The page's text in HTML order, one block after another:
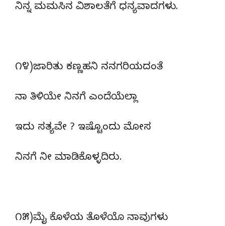
ನಿನ್ನ ಮಮಸಿನ ವಿಶಾಲತೆಗೆ ಧನ್ಯವಾದಗಳು.
೧೪)ಜಾರಿತು ಕಣ್ಣಹನಿ ನನಗರಿಯದಂತೆ
ನಾ ತಿಳಿಯೇ ನಿನಗೆ ಎಂದೆಯೆಲ್ಲಾ
ಇದು ಸತ್ಯವೇ ? ಇಷ್ಟೊಂದು ಮೋಸ
ನಿನಗೆ ನೀ ಮಾಡಿಕೊಳ್ಳದಿರು.
೧೫)ಮೈ ಕೊಳೆಯ ತೊಳೆಯೊ ನಾವುಗಳು